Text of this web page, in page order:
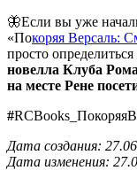
🦋Если вы уже
«Покоряя Версаль:
просто
новелла Клуба
на месте Рене
#
Дата создания:
Дата изменения: